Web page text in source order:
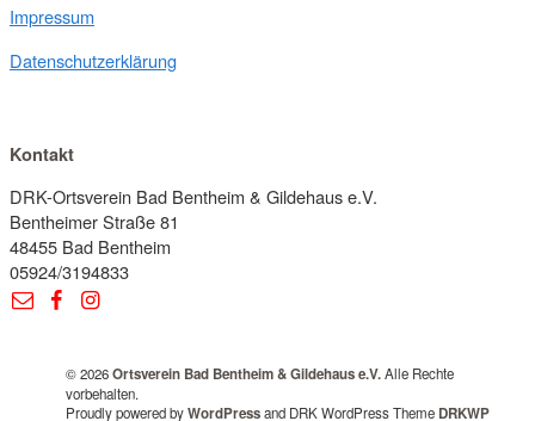
Impressum
Datenschutzerklärung
Kontakt
DRK-Ortsverein Bad Bentheim & Gildehaus e.V.
Bentheimer Straße 81
48455 Bad Bentheim
05924/3194833
© 2026Ortsverein Bad Bentheim & Gildehaus e.V.Alle Rechte
vorbehalten.
Proudly powered byWordPressand DRK WordPress Theme DRKWP